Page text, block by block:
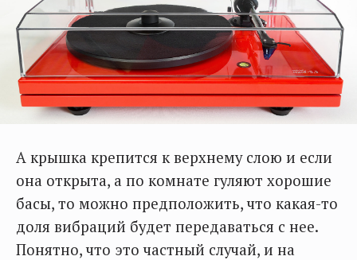
А крышка крепится к верхнему слою и если
она открыта, а по комнате гуляют хорошие
басы, то можно предположить, что какая-то
доля вибраций будет передаваться с нее.
Понятно, что это частный случай, и на